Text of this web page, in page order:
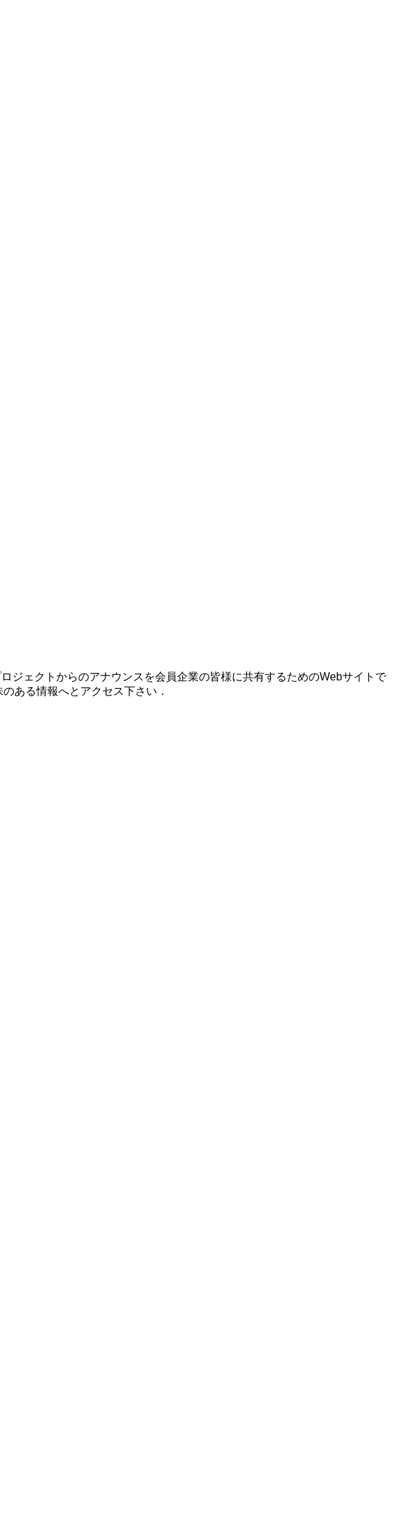
ジェクトからのアナウンスを会員企業の皆様に共有するためのWebサイトで
ある情報へとアクセス下さい．